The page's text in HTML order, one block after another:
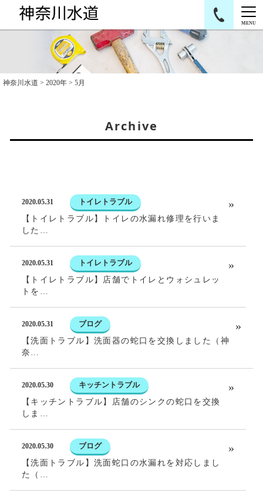
MENU
神奈川水道 > 2020年 > 5月
Archive
2020.05.31
トイレトラブル
【トイレトラブル】トイレの水漏れ修理を行いま
した…
2020.05.31
トイレトラブル
【トイレトラブル】店舗でトイレとウォシュレッ
トを…
2020.05.31
ブログ
【洗面トラブル】洗面器の蛇口を交換しました（神
奈…
2020.05.30
キッチントラブル
【キッチントラブル】店舗のシンクの蛇口を交換
しま…
2020.05.30
ブログ
【洗面トラブル】洗面蛇口の水漏れを対応しまし
た（…